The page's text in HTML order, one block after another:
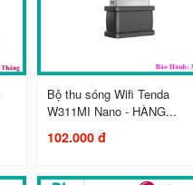
Bộ thu sóng Wifi Tenda
W311MI Nano - HÀNG...
102.000 đ